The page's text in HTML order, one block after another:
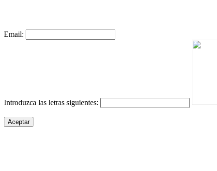
Email:
Introduzca las letras siguientes: